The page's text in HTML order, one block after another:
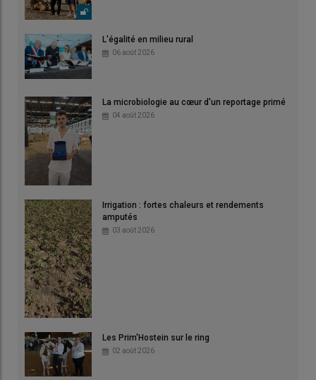
L'égalité en milieu rural
06 août 2026
La microbiologie au cœur d'un reportage primé
04 août 2026
Irrigation : fortes chaleurs et rendements
amputés
03 août 2026
Les Prim'Hostein sur le ring
02 août 2026